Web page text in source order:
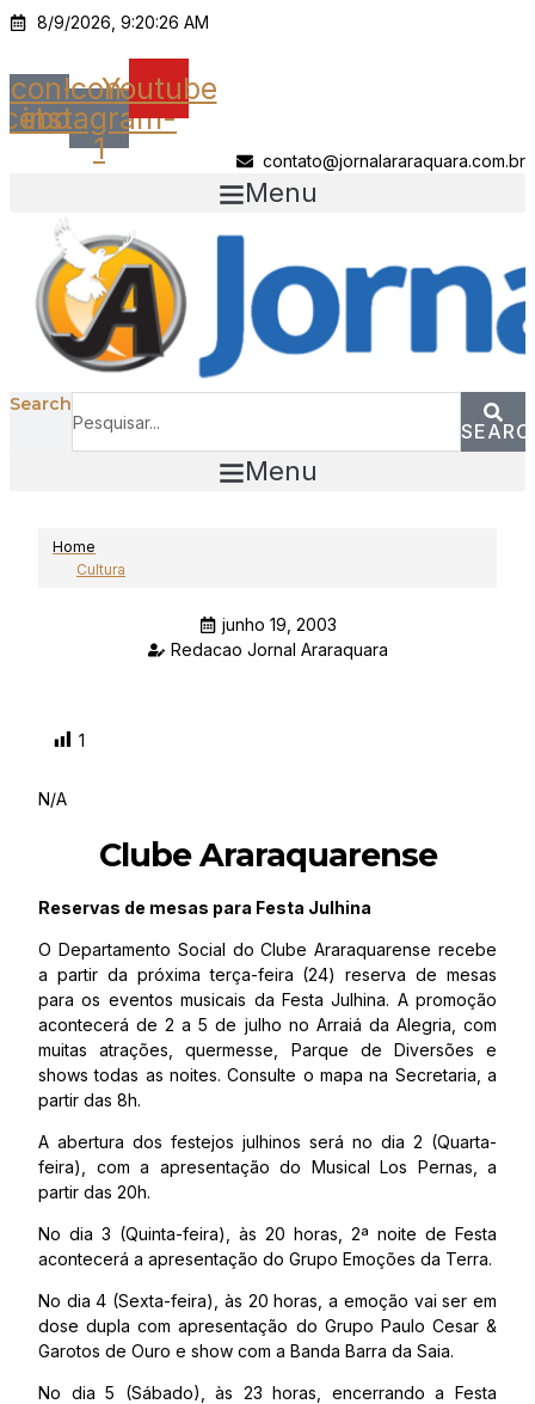
Ir
o
conteúdo
8/9/2026, 9:20:26 AM
Icon-Icon-
instagram-
1
Youtube
contato@jornalararaquara.com.br
Menu
Search
Menu
Home
Cultura
junho 19, 2003
Redacao Jornal Araraquara
1
N/A
Clube Araraquarense
Reservas de mesas para Festa Julhina
O Departamento Social do Clube Araraquarense recebe
a partir da próxima terça-feira (24) reserva de mesas
para os eventos musicais da Festa Julhina. A promoção
acontecerá de 2 a 5 de julho no Arraiá da Alegria, com
muitas atrações, quermesse, Parque de Diversões e
shows todas as noites. Consulte o mapa na Secretaria, a
partir das 8h.
A abertura dos festejos julhinos será no dia 2 (Quarta-
feira), com a apresentação do Musical Los Pernas, a
partir das 20h.
No dia 3 (Quinta-feira), às 20 horas, 2ª noite de Festa
acontecerá a apresentação do Grupo Emoções da Terra.
No dia 4 (Sexta-feira), às 20 horas, a emoção vai ser em
dose dupla com apresentação do Grupo Paulo Cesar &
Garotos de Ouro e show com a Banda Barra da Saia.
No dia 5 (Sábado), às 23 horas, encerrando a Festa